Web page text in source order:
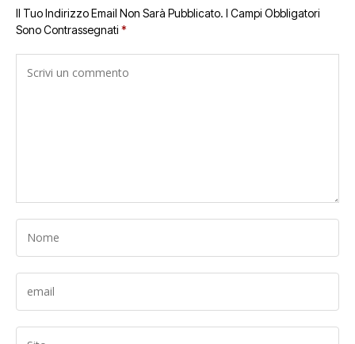
Il Tuo Indirizzo Email Non Sarà Pubblicato. I Campi Obbligatori
Sono Contrassegnati *